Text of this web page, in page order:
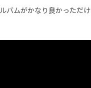
バムがかなり良かっただけ